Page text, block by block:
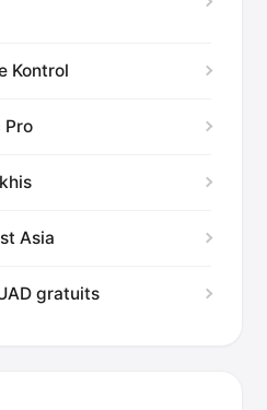
Kontrol
Pro
Asia
gratuits